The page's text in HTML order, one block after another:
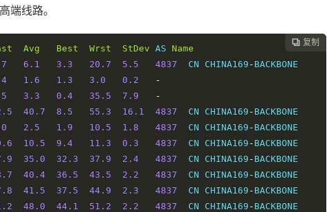
端线路。
 复制
Avg Best Wrst StDev AS Name
6.1 3.3 20.7 5.5 4837
  CN CHINA169
- BACKBONE
1.6 1.3 3.0 0.2
-
3.3 0.4 35.5 7.9
-
40.7 8.5 55.3 16.1 4837
  CN CHINA169
- BACKBONE
2.5 1.9 10.5 1.8 4837
  CN CHINA169
- BACKBONE
10.5 9.4 11.3 0.3 4837
  CN CHINA169
- BACKBONE
35.0 32.3 37.9 2.4 4837
  CN CHINA169
- BACKBONE
40.4 36.5 43.5 2.2 4837
  CN CHINA169
- BACKBONE
41.5 37.5 44.9 2.3 4837
  CN CHINA169
- BACKBONE
48.0 44.1 51.2 2.2 4837
  CN CHINA169
- BACKBONE